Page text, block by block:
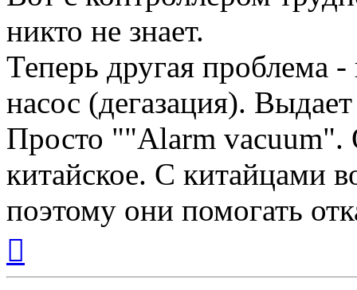
никто не знает.
Теперь другая проблема
насос (дегазация).
Просто ""Alarm vacuum".
китайское. С китайцами
поэтому они помогать
началу